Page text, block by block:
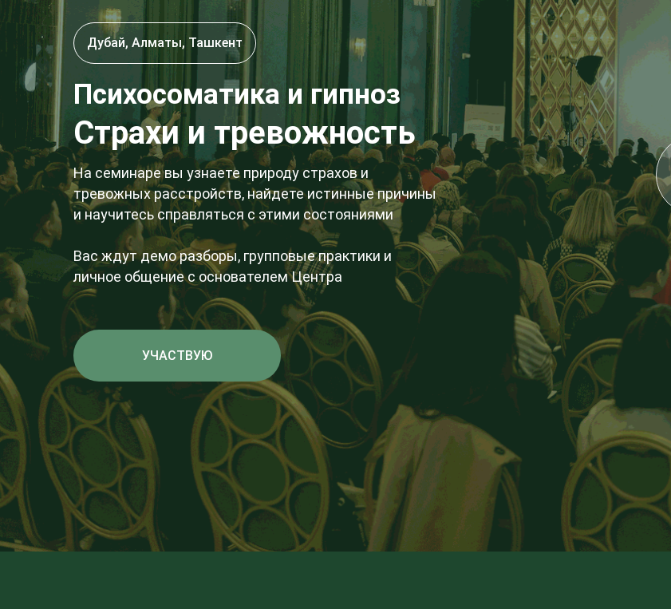
На семинаре вы узнаете природу страхов и
тревожных расстройств, найдете истинные причины
и научитесь справляться с этими состояниями
Вас ждут демо разборы, групповые практики и
личное общение с основателем Центра
УЧАСТВУЮ
Дубай, Алматы, Ташкент
Психосоматика и гипноз
Страхи и тревожность